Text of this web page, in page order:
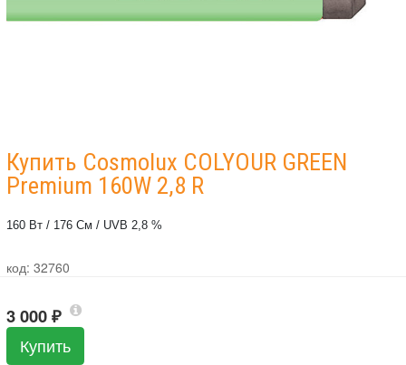
Купить Cosmolux COLYOUR GREEN
Premium 160W 2,8 R
160 Вт / 176 См / UVB 2,8 %
код: 32760
3 000 ₽
Купить